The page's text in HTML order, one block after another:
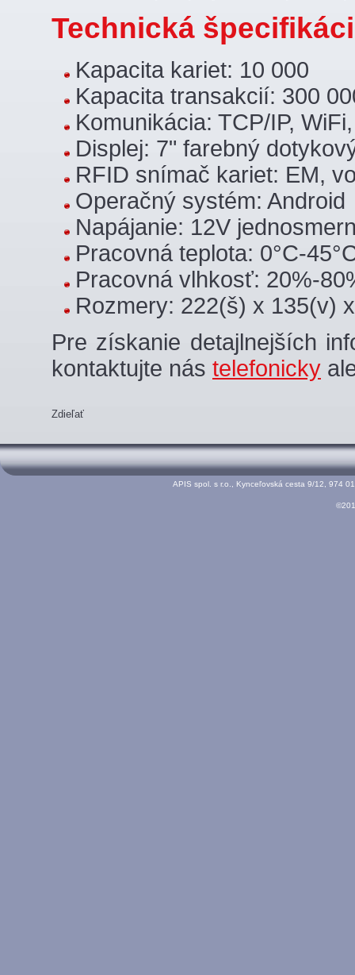
Technická
Kapacita kariet: 10 000
Kapacita transakcií: 300
Komunikácia: TCP/IP,
Displej: 7" farebný
RFID snímač kariet: EM,
Operačný systém: Android
Napájanie: 12V
Pracovná teplota: 0°C-
Pracovná vlhkosť: 20%-
Rozmery: 222(š) x 135(v)
Pre získanie detajlnejších
kontaktujte nás telefonicky
Zdieľať
APIS spol. s r.o., Kynceľovská cesta 9/12, 974